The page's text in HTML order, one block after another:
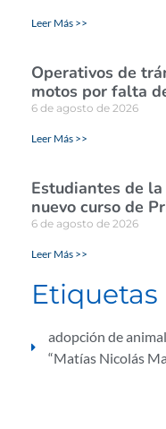
Leer Más >>
Operativos de
motos por falta
6 de agosto de 2026
Leer Más >>
Estudiantes de
nuevo curso de
6 de agosto de 2026
Leer Más >>
Etiquetas
adopción de
“Matías Nicolás